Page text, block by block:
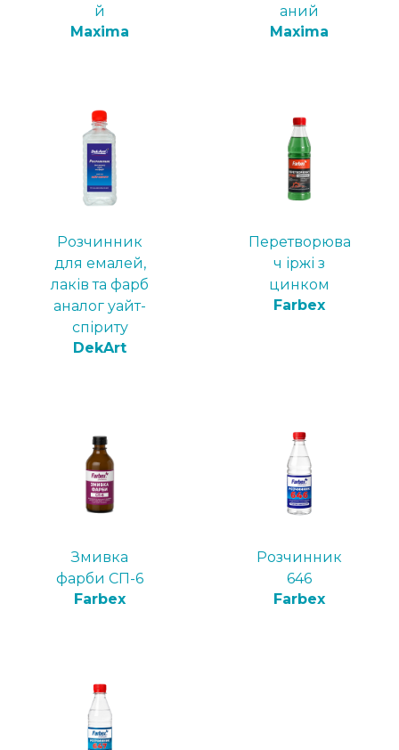
й
Maxima
аний
Maxima
Розчинник
для емалей,
лаків та фарб
аналог уайт-
спіриту
DekArt
Перетворюва
ч іржі з
цинком
Farbex
Змивка
фарби СП-6
Farbex
Розчинник
646
Farbex